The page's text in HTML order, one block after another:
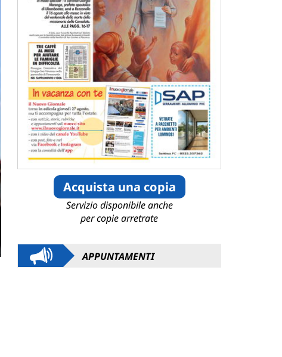
Acquista una copia
Servizio disponibile anche
per copie arretrate
APPUNTAMENTI